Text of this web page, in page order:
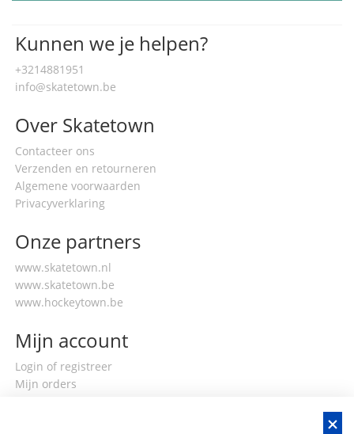
Kunnen we je helpen?
+3214881951
info@skatetown.be
Over Skatetown
Contacteer ons
Verzenden en retourneren
Algemene voorwaarden
Privacyverklaring
Onze partners
www.skatetown.nl
www.skatetown.be
www.hockeytown.be
Mijn account
Login of registreer
Mijn orders